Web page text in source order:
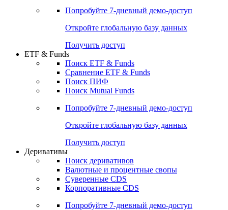
Попробуйте 7-дневный демо-доступ
Откройте глобальную базу данных
Получить доступ
ETF & Funds
Поиск ETF & Funds
Сравнение ETF & Funds
Поиск ПИФ
Поиск Mutual Funds
Попробуйте 7-дневный демо-доступ
Откройте глобальную базу данных
Получить доступ
Деривативы
Поиск деривативов
Валютные и процентные свопы
Суверенные CDS
Корпоративные CDS
Попробуйте 7-дневный демо-доступ